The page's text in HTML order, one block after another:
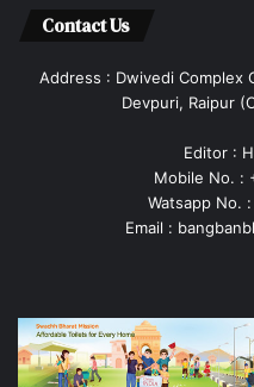
Contact Us
Address : Dwivedi Complex
Devpuri, Raipur
Editor :
Mobile No. :
Watsapp No.
Email :